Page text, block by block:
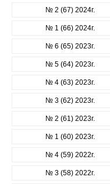
№ 2 (67) 2024г.
№ 1 (66) 2024г.
№ 6 (65) 2023г.
№ 5 (64) 2023г.
№ 4 (63) 2023г.
№ 3 (62) 2023г.
№ 2 (61) 2023г.
№ 1 (60) 2023г.
№ 4 (59) 2022г.
№ 3 (58) 2022г.